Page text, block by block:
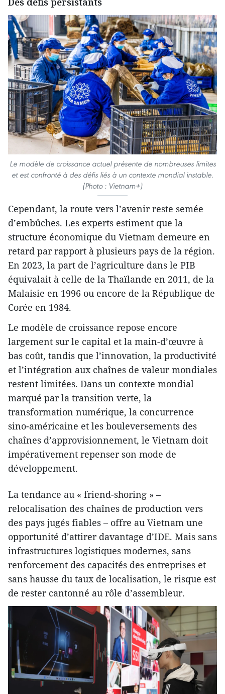
Le modèle de croissance actuel présente de nombreuses limites
et est confronté à des défis liés à un contexte mondial instable.
(Photo : Vietnam+)
Cependant, la route vers l’avenir reste semée
d’embûches. Les experts estiment que la
structure économique du Vietnam demeure en
retard par rapport à plusieurs pays de la région.
En 2023, la part de l’agriculture dans le PIB
équivalait à celle de la Thaïlande en 2011, de la
Malaisie en 1996 ou encore de la République de
Corée en 1984.
Le modèle de croissance repose encore
largement sur le capital et la main-d’œuvre à
bas coût, tandis que l’innovation, la productivité
et l’intégration aux chaînes de valeur mondiales
restent limitées. Dans un contexte mondial
marqué par la transition verte, la
transformation numérique, la concurrence
sino-américaine et les bouleversements des
chaînes d’approvisionnement, le Vietnam doit
impérativement repenser son mode de
développement.
La tendance au « friend-shoring » –
relocalisation des chaînes de production vers
des pays jugés fiables – offre au Vietnam une
opportunité d’attirer davantage d’IDE. Mais sans
infrastructures logistiques modernes, sans
renforcement des capacités des entreprises et
sans hausse du taux de localisation, le risque est
de rester cantonné au rôle d’assembleur.